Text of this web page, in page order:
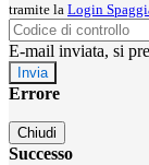
tramite la Login
E-mail inviata, si
Errore
Chiudi
Successo